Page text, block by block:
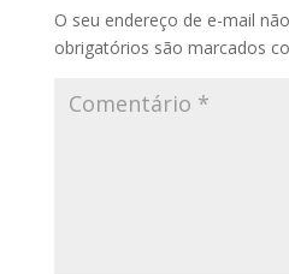
O seu endereço de e-mail
obrigatórios são marcados